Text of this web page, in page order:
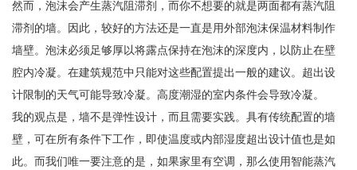
然而，泡沫会产生蒸汽阻滞剂，而你不想要的就是两面都有蒸汽阻
滞剂的墙。因此，较好的方法还是一直是用外部泡沫保温材料制作
墙壁。泡沫必须足够厚以将露点保持在泡沫的深度内，以防止在壁
腔内冷凝。在建筑规范中只能对这些配置提出一般的建议。超出设
计限制的天气可能导致冷凝。高度潮湿的室内条件会导致冷凝。
我的观点是，墙不是弹性设计，而且需要实践。具有传统配置的墙
壁，可在所有条件下工作，即使温度或内部湿度超出设计值也是如
此。而我们唯一要注意的是，如果家里有空调，那么使用智能蒸汽